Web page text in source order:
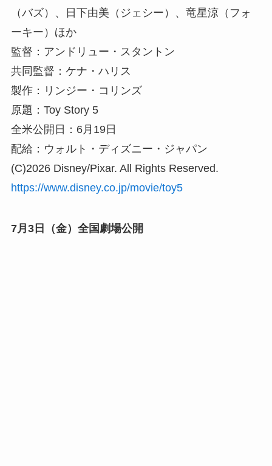
（バズ）、日下由美（ジェシー）、竜星涼（フォ
ーキー）ほか
監督：アンドリュー・スタントン
共同監督：ケナ・ハリス
製作：リンジー・コリンズ
原題：Toy Story 5
全米公開日：6月19日
配給：ウォルト・ディズニー・ジャパン
(C)2026 Disney/Pixar. All Rights Reserved.
https://www.disney.co.jp/movie/toy5
7月3日（金）全国劇場公開